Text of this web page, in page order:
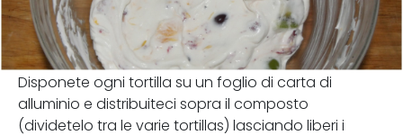
Disponete ogni tortilla su un foglio di carta di
alluminio e distribuiteci sopra il composto
(dividetelo tra le varie tortillas) lasciando liberi i